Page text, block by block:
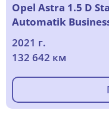
Opel Astra 1.5 D
Automatik
2021 г.
132 642 км